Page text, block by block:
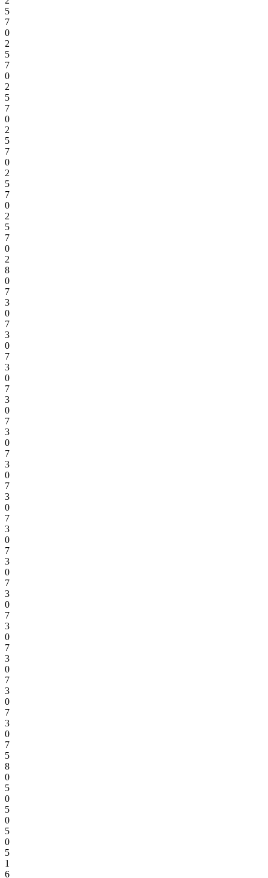
5
7
0
2
5
7
0
2
5
7
0
2
5
7
0
2
5
7
0
2
5
7
0
2
8
0
7
3
0
7
3
0
7
3
0
7
3
0
7
3
0
7
3
0
7
3
0
7
3
0
7
3
0
7
3
0
7
3
0
7
3
0
7
3
0
7
3
0
7
5
8
0
5
0
5
0
5
0
5
1
6